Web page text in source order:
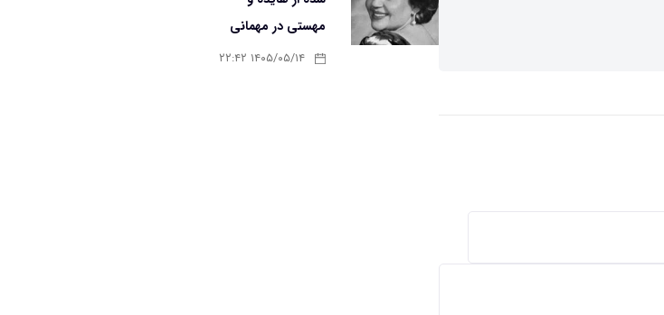
مهستی در مهمانی
۱۴۰۵/۰۵/۱۴ ۲۲:۴۲